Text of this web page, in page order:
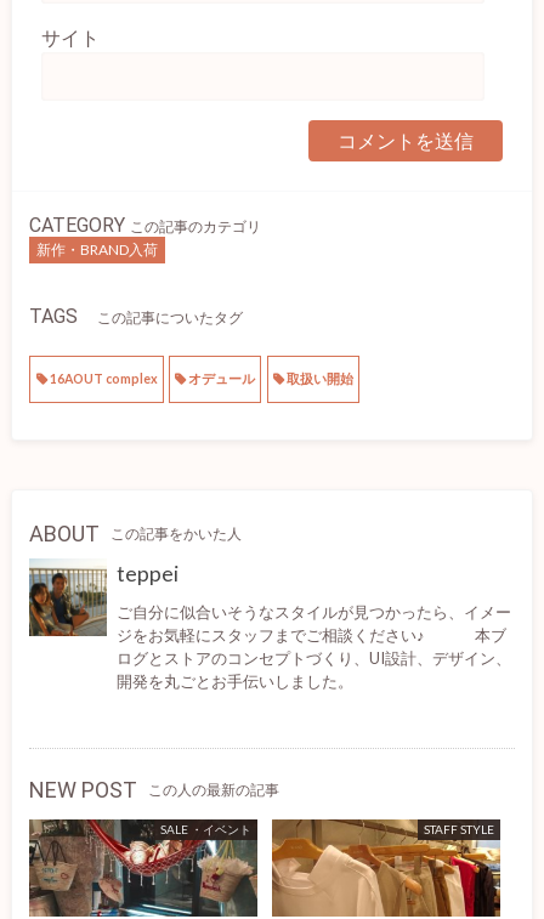
サイト
CATEGORY この記事のカテゴリ
新作・BRAND入荷
TAGS この記事についたタグ
16AOUT complex オデュール 取扱い開始
ABOUT この記事をかいた人
teppei
ご自分に似合いそうなスタイルが見つかったら、イメー
ジをお気軽にスタッフまでご相談ください♪ 本ブ
ログとストアのコンセプトづくり、UI設計、デザイン、
開発を丸ごとお手伝いしました。
NEW POST この人の最新の記事
SALE ・イベント STAFF STYLE